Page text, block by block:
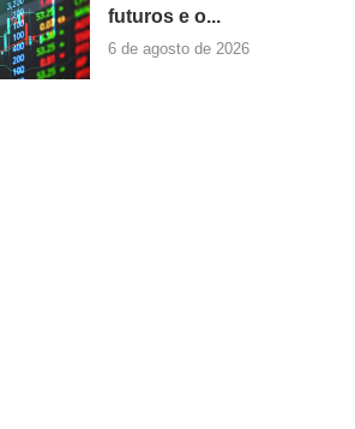
futuros e o...
6 de agosto de 2026